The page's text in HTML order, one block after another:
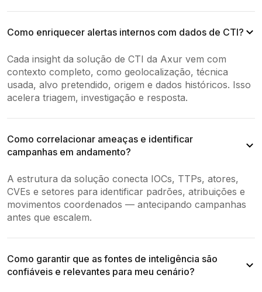
Como enriquecer alertas internos com dados de CTI?
Cada insight da solução de CTI da Axur vem com
contexto completo, como geolocalização, técnica
usada, alvo pretendido, origem e dados históricos. Isso
acelera triagem, investigação e resposta.
Como correlacionar ameaças e identificar
campanhas em andamento?
A estrutura da solução conecta IOCs, TTPs, atores,
CVEs e setores para identificar padrões, atribuições e
movimentos coordenados — antecipando campanhas
antes que escalem.
Como garantir que as fontes de inteligência são
confiáveis e relevantes para meu cenário?